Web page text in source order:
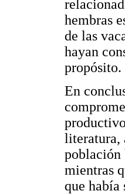
hembras
de las
hayan
propósito.
En
literatura,
población
mientras
que